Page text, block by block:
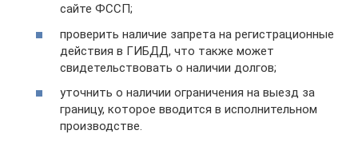
сайте ФССП;
проверить наличие запрета на регистрационные
действия в ГИБДД, что также может
свидетельствовать о наличии долгов;
уточнить о наличии ограничения на выезд за
границу, которое вводится в исполнительном
производстве.